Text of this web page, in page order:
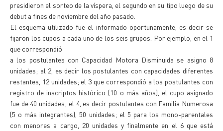
presidieron el sorteo de la víspera, el segundo en su tipo luego de su
debut a fines de noviembre del año pasado.
El esquema utilizado fue el informado oportunamente, es decir se
fijaron los cupos a cada uno de los seis grupos. Por ejemplo, en el 1
que correspondió
a los postulantes con Capacidad Motora Disminuida se asigno 8
unidades; al 2, es decir los postulantes con capacidades diferentes
restantes, 12 unidades; el 3 que correspondió a los postulantes con
registro de inscriptos histórico (10 o más años), el cupo asignado
fue de 40 unidades; el 4, es decir postulantes con Familia Numerosa
(5 o más integrantes), 50 unidades; el 5 para los mono-parentales
con menores a cargo, 20 unidades y finalmente en el 6 que está